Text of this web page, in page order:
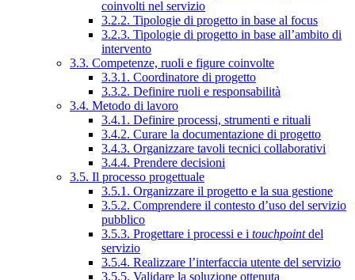
coinvolti nel servizio
3.2.2. Tipologie di progetto in base al focus
3.2.3. Tipologie di progetto in base all’ambito di
intervento
3.3. Competenze, ruoli e figure coinvolte
3.3.1. Coordinatore di progetto
3.3.2. Definire ruoli e responsabilità
3.4. Metodo di lavoro
3.4.1. Definire processi, strumenti e rituali
3.4.2. Curare la documentazione di progetto
3.4.3. Organizzare tavoli tecnici collaborativi
3.4.4. Prendere decisioni
3.5. Il processo progettuale
3.5.1. Organizzare il progetto e la sua gestione
3.5.2. Comprendere il contesto d’uso del servizio
pubblico
3.5.3. Progettare i processi e i touchpointdel
servizio
3.5.4. Realizzare l’interfaccia utente del servizio
3.5.5. Validare la soluzione ottenuta